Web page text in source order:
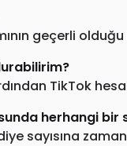
geçerli
TikTok
herhangi bir
sayısına